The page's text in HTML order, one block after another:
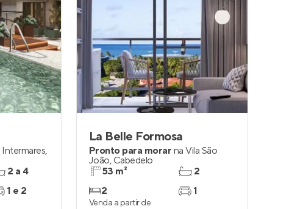
Intermares,
2 a 4
1 e 2
La Belle Formosa
Pronto para morar na Vila São
João, Cabedelo
53 m²
2
2
1
Venda a partir de